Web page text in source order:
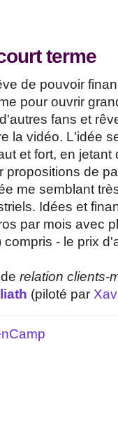
terme
de pouvoir
pour ouvrir
fans et
la vidéo. L'idée
et fort, en
propositions de
me semblant
Idées et
par mois avec
compris - le prix
relation clients-
(piloté par